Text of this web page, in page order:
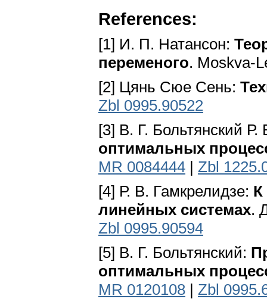
References:
[1] И. П. Натансон:
переменого. Moskva-
[2] Цянь Сюе Сень:
Zbl 0995.90522
[3] В. Г. Больтянский
оптимальных
MR 0084444 | Zbl
[4] Р. В. Гамкрелидзе: К
линейных системах.
Zbl 0995.90594
[5] В. Г. Больтянский:
оптимальных
MR 0120108 | Zbl